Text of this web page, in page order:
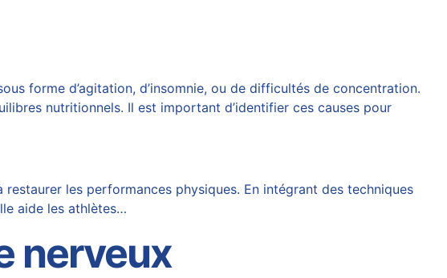
forme d’agitation, d’insomnie, ou de difficultés de concentration.
nutritionnels. Il est important d’identifier ces causes pour
les performances physiques. En intégrant des techniques
aide les athlètes…
nerveux